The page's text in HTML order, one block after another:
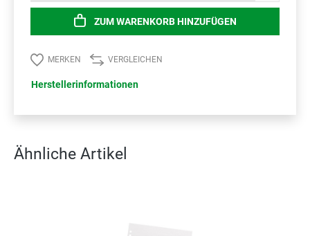
ZUM WARENKORB HINZUFÜGEN
MERKEN VERGLEICHEN
Herstellerinformationen
Ähnliche Artikel